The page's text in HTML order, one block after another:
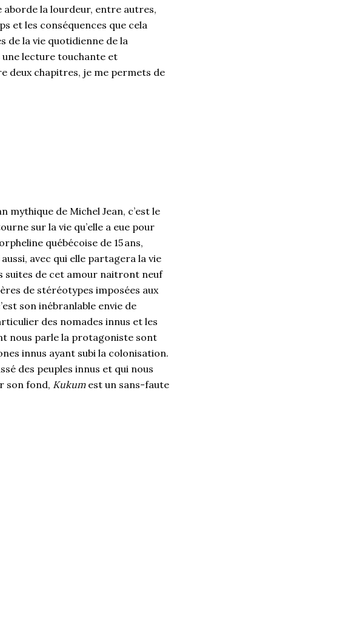
aborde la lourdeur, entre autres,
et les conséquences que cela
de la vie quotidienne de la
une lecture touchante et
deux chapitres, je me permets de
de Michel Jean, c’est le
sur la vie qu’elle a eue pour
québécoise de 15 ans,
avec qui elle partagera la vie
suites de cet amour naitront neuf
de stéréotypes imposées aux
son inébranlable envie de
des nomades innus et les
nous parle la protagoniste sont
innus ayant subi la colonisation.
des peuples innus et qui nous
son fond, Kukumest un sans-faute